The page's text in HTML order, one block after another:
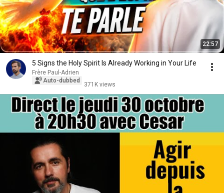
22:57
5 Signs the Holy Spirit Is Already Working in Your Life
Frère Paul-Adrien
Auto-dubbed
371K views